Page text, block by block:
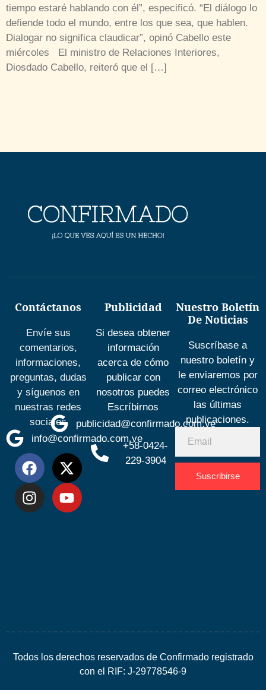
tiempo estaré hablando con él”, especificó. “El diálogo lo
defiende todo el mundo, entre los que sea, que hablen.
Dialogar no significa claudicar”, opinó Cabello este
miércoles El ministro de Relaciones Interiores,
Diosdado Cabello, reiteró que el […]
Contáctanos
Envíe sus
comentarios,
informaciones,
preguntas, dudas
y síguenos en
nuestras redes
sociales
info@confirmado.com.ve
Publicidad
Si desea obtener
información
acerca de cómo
publicar con
nosotros puedes
Escríbirnos
publicidad@confirmado.com.ve
+58-0424-
229-3904
Nuestro Boletín
De Noticias
Suscríbase a
nuestro boletín y
le enviaremos por
correo electrónico
las últimas
publicaciones.
Suscribirse
Todos los derechos reservados de Confirmado registrado
con el RIF: J-29778546-9